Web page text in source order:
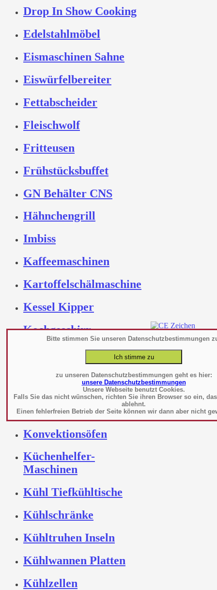
Bitte stimmen Sie unseren Datenschutzbestimmungen
zu unseren Datenschutzbestimmungen geht es hier:
unsere Datenschutzbestimmungen
Unsere Webseite benutzt Cookies.
Falls Sie das nicht wünschen, richten Sie ihren Browser so ein,
ablehnt.
Einen fehlerfreien Betrieb der Seite können wir dann aber nicht
Drop In Show Cooking
Edelstahlmöbel
Eismaschinen Sahne
Eiswürfelbereiter
Fettabscheider
Fleischwolf
Fritteusen
Frühstücksbuffet
GN Behälter CNS
Hähnchengrill
Imbiss
Kaffeemaschinen
Kartoffelschälmaschine
Kessel Kipper
Kochgeschirr
Kochtechnik
Kochutensilien -
Kombidämpfer
Konvektionsöfen
Küchenhelfer-
Maschinen
Kühl Tiefkühltische
Kühlschränke
Kühltruhen Inseln
Kühlwannen Platten
Kühlzellen
file_24577.pdf